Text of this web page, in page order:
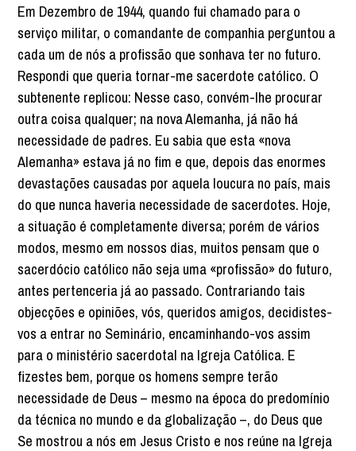
Em Dezembro de 1944, quando fui chamado para o
serviço militar, o comandante de companhia perguntou a
cada um de nós a profissão que sonhava ter no futuro.
Respondi que queria tornar-me sacerdote católico. O
subtenente replicou: Nesse caso, convém-lhe procurar
outra coisa qualquer; na nova Alemanha, já não há
necessidade de padres. Eu sabia que esta «nova
Alemanha» estava já no fim e que, depois das enormes
devastações causadas por aquela loucura no país, mais
do que nunca haveria necessidade de sacerdotes. Hoje,
a situação é completamente diversa; porém de vários
modos, mesmo em nossos dias, muitos pensam que o
sacerdócio católico não seja uma «profissão» do futuro,
antes pertenceria já ao passado. Contrariando tais
objecções e opiniões, vós, queridos amigos, decidistes-
vos a entrar no Seminário, encaminhando-vos assim
para o ministério sacerdotal na Igreja Católica. E
fizestes bem, porque os homens sempre terão
necessidade de Deus – mesmo na época do predomínio
da técnica no mundo e da globalização –, do Deus que
Se mostrou a nós em Jesus Cristo e nos reúne na Igreja